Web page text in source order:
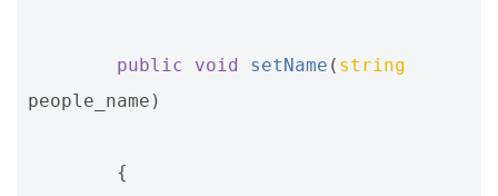
public void setName ( string
people_name )
{